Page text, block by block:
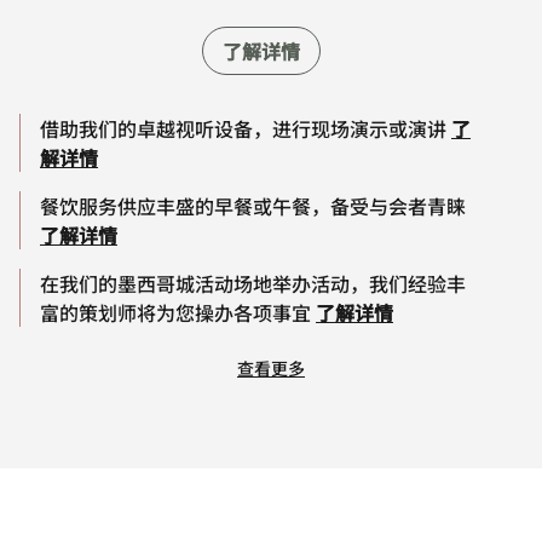
了解详情
借助我们的卓越视听设备，进行现场演示或演讲 了
解详情
餐饮服务供应丰盛的早餐或午餐，备受与会者青睐
了解详情
在我们的墨西哥城活动场地举办活动，我们经验丰
富的策划师将为您操办各项事宜 了解详情
查看更多